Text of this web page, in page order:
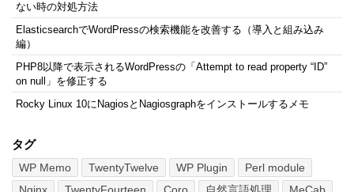
ない時の対処方法
ElasticsearchでWordPressの検索機能を改善する（導入と組み込み
編）
PHP8以降で表示されるWordPressの「Attempt to read property “ID”
on null」を修正する
Rocky Linux 10にNagiosとNagiosgraphをインストールするメモ
タグ
WP Memo TwentyTwelve WP Plugin
Perl module